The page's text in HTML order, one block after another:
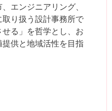
エンジニアリング、
り扱う設計事務所で
る」を哲学とし、お
供と地域活性を目指